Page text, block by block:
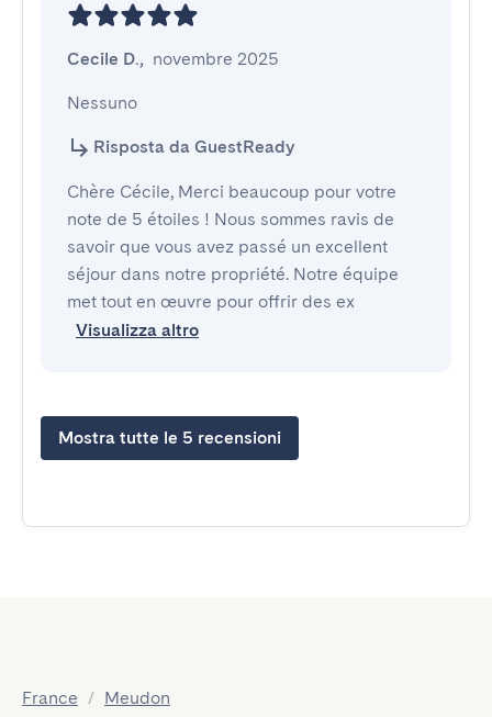
Cecile D., novembre 2025
Nessuno
Risposta da GuestReady
Chère Cécile, Merci beaucoup pour votre
note de 5 étoiles ! Nous sommes ravis de
savoir que vous avez passé un excellent
séjour dans notre propriété. Notre équipe
met tout en œuvre pour offrir des ex
Visualizza altro
Mostra tutte le 5 recensioni
France / Meudon